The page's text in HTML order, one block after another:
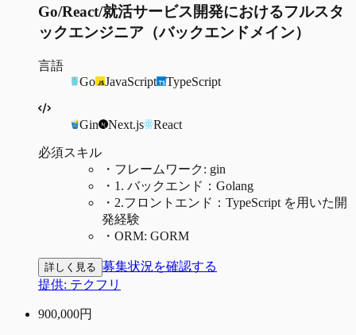
Go/React/就活サービス開発におけるフルスタ
ックエンジニア（バックエンドメイン）
言語
Go
JavaScript TypeScript
Gin Next.js React
必須スキル
・ フレームワーク: gin
・ 1. バックエンド：Golang
・ 2.フロントエンド：TypeScript を用いた開
発経験
・ ORM: GORM
詳しく見る 募集状況を確認する
提供: テクフリ
900,000円